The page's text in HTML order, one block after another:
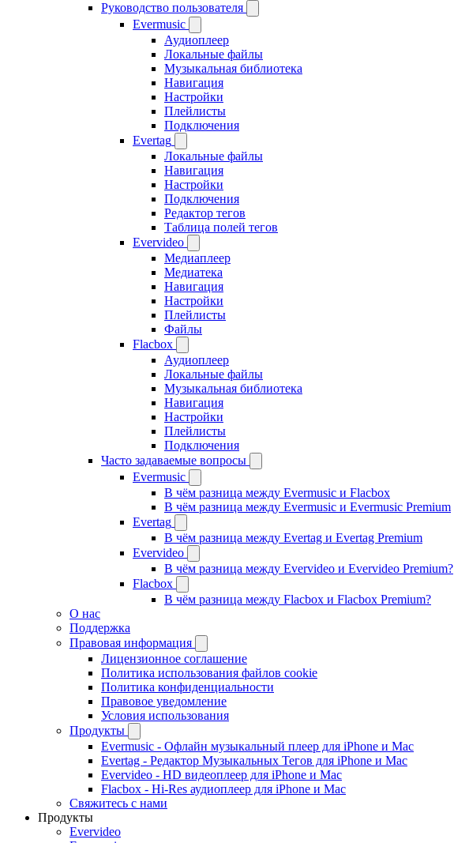
Руководство пользователя
Evermusic
Аудиоплеер
Локальные файлы
Музыкальная библиотека
Навигация
Настройки
Плейлисты
Подключения
Evertag
Локальные файлы
Навигация
Настройки
Подключения
Редактор тегов
Таблица полей тегов
Evervideo
Медиаплеер
Медиатека
Навигация
Настройки
Плейлисты
Файлы
Flacbox
Аудиоплеер
Локальные файлы
Музыкальная библиотека
Навигация
Настройки
Плейлисты
Подключения
Часто задаваемые вопросы
Evermusic
В чём разница между Evermusic и Flacbox
В чём разница между Evermusic и Evermusic Premium
Evertag
В чём разница между Evertag и Evertag Premium
Evervideo
В чём разница между Evervideo и Evervideo Premium?
Flacbox
В чём разница между Flacbox и Flacbox Premium?
О нас
Поддержка
Правовая информация
Лицензионное соглашение
Политика использования файлов cookie
Политика конфиденциальности
Правовое уведомление
Условия использования
Продукты
Evermusic - Офлайн музыкальный плеер для iPhone и Mac
Evertag - Редактор Музыкальных Тегов для iPhone и Mac
Evervideo - HD видеоплеер для iPhone и Mac
Flacbox - Hi-Res аудиоплеер для iPhone и Mac
Свяжитесь с нами
Продукты
Evervideo